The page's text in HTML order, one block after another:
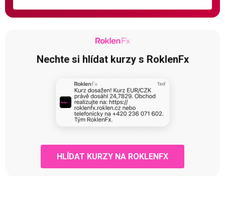
Nechte si hlídat kurzy s RoklenFx
HLÍDAT KURZY NA ROKLENFX